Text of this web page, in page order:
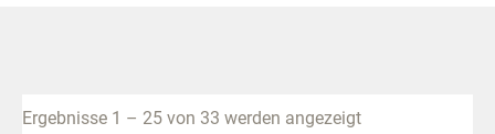
Ergebnisse 1 – 25 von 33 werden angezeigt